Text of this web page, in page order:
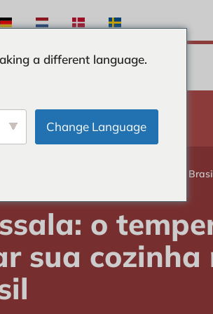
TIPPS UND TRICKS
que vai revolucionar sua cozinha no
o
sua cozinha
a different language.
Change Language